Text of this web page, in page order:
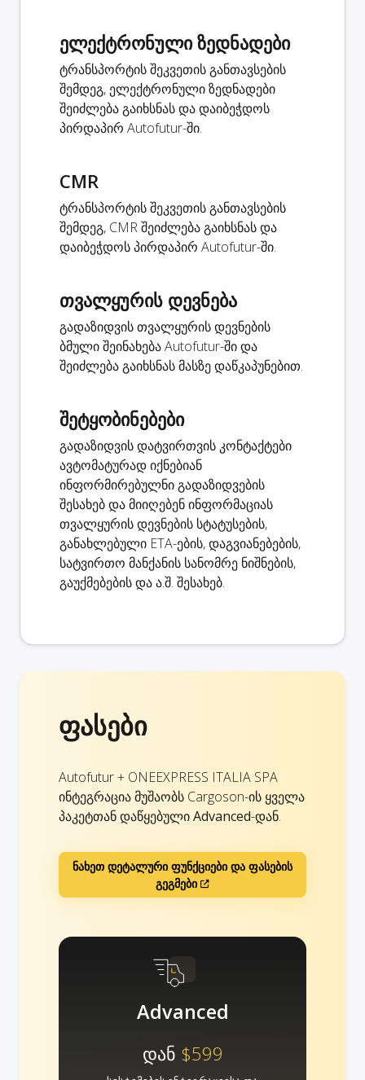
ელექტრონული ზედნადები
ტრანსპორტის შეკვეთის განთავსების
შემდეგ, ელექტრონული ზედნადები
შეიძლება გაიხსნას და დაიბეჭდოს
პირდაპირ Autofutur-ში.
CMR
ტრანსპორტის შეკვეთის განთავსების
შემდეგ, CMR შეიძლება გაიხსნას და
დაიბეჭდოს პირდაპირ Autofutur-ში.
თვალყურის დევნება
გადაზიდვის თვალყურის დევნების
ბმული შეინახება Autofutur-ში და
შეიძლება გაიხსნას მასზე დაწკაპუნებით.
შეტყობინებები
გადაზიდვის დატვირთვის კონტაქტები
ავტომატურად იქნებიან
ინფორმირებულნი გადაზიდვების
შესახებ და მიიღებენ ინფორმაციას
თვალყურის დევნების სტატუსების,
განახლებული ETA-ების, დაგვიანებების,
სატვირთო მანქანის სანომრე ნიშნების,
გაუქმებების და ა.შ. შესახებ.
ფასები
Autofutur + ONEEXPRESS ITALIA SPA
ინტეგრაცია მუშაობს Cargoson-ის ყველა
პაკეტთან დაწყებულიAdvanced-დან.
ნახეთ დეტალური ფუნქციები და ფასების
გეგმები
Advanced
დან $599